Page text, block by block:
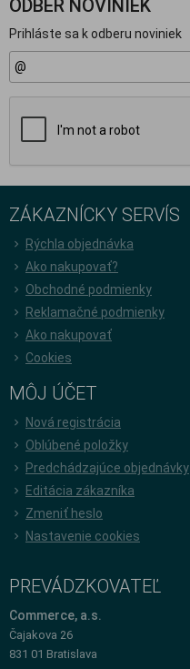
ODBER NOVINIEK
Prihláste sa k odberu noviniek
ZÁKAZNÍCKY SERVÍS
Rýchla objednávka
Ako nakupovať?
Obchodné podmienky
Reklamačné podmienky
Ako nakupovať
Cookies
MÔJ ÚČET
Nová registrácia
Oblúbené položky
Predchádzajúce objednávky
Editácia zákazníka
Zmeniť heslo
Nastavenie cookies
PREVÁDZKOVATEĽ
Commerce, a.s.
Čajakova 26
831 01 Bratislava